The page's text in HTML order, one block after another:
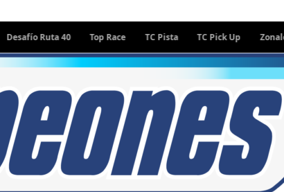
Ruta 40 Top Race TC Pista TC Pick Up Zonales